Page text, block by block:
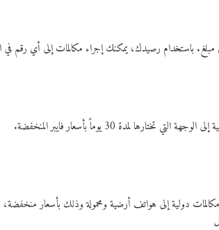
مكالمات دولية إلى هواتف أرضية ومحمولة وذلك بأسعار